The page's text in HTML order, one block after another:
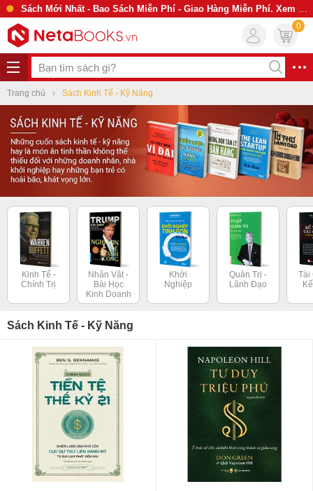
Sách Mới Nhất - Bao Sách Miễn Phí - Giao Hàng Miễn Phí. Xem Ngay
0
Trang chủ Sách Kinh Tế - Kỹ Năng
Kinh Tế -
Chính Trị
Nhân Vật -
Bài Học
Kinh Doanh
Khởi
Nghiệp
Quản Trị -
Lãnh Đạo
Tài
Sách Kinh Tế - Kỹ Năng